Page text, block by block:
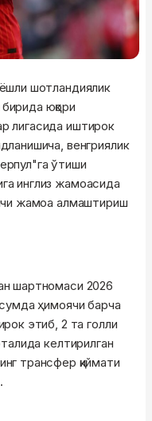
шотландиялик
юқори
лигасида иштирок
венгриялик
ўтиши
инглиз жамоасида
жамоа алмаштириш
шартномаси 2026
ҳимоячи барча
этиб, 2 та голли
келтирилган
трансфер қиймати